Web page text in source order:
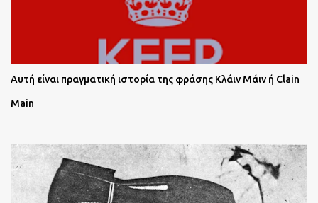
Αυτή είναι πραγματική ιστορία της φράσης Κλάιν Μάιν ή Clain
Main